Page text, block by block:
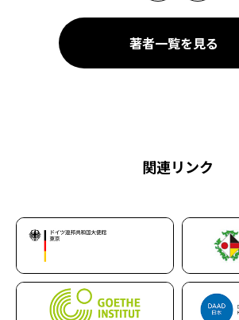
著者一覧を見る
関連リンク